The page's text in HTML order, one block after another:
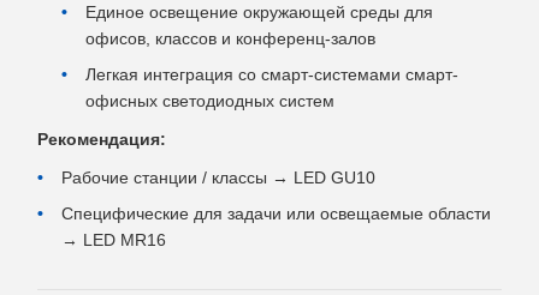
Единое освещение окружающей среды для
офисов, классов и конференц-залов
Легкая интеграция со смарт-системами смарт-
офисных светодиодных систем
Рекомендация:
Рабочие станции / классы → LED GU10
Специфические для задачи или освещаемые области
→ LED MR16